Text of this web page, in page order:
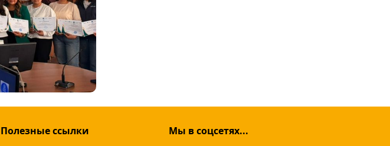
Полезные ссылки
Мы в соцсетях...